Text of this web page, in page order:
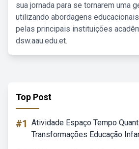
sua jornada para se tornarem uma
utilizando abordagens
pelas principais instituições
dsw.aau.edu.et.
Top Post
#1 Atividade Espaço Tempo
Transformações Educação